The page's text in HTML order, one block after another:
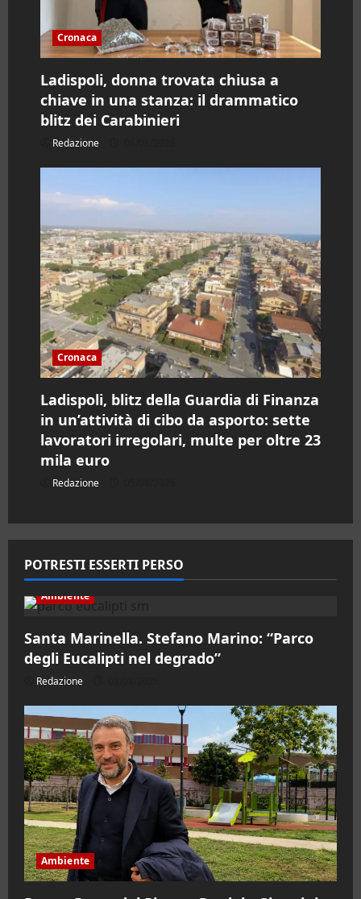
Cronaca
Ladispoli, donna trovata chiusa a
chiave in una stanza: il drammatico
blitz dei Carabinieri
Redazione
Cronaca
Ladispoli, blitz della Guardia di Finanza
in un’attività di cibo da asporto: sette
lavoratori irregolari, multe per oltre 23
mila euro
Redazione
POTRESTI ESSERTI PERSO
Ambiente
Santa Marinella. Stefano Marino: “Parco
degli Eucalipti nel degrado”
Redazione
Ambiente